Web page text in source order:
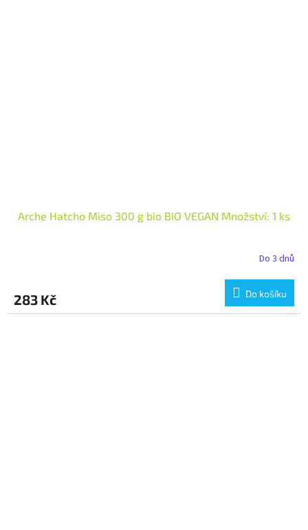
Arche Hatcho Miso 300 g bio BIO VEGAN Množství: 1 ks
Do 3 dnů
283 Kč Do košíku